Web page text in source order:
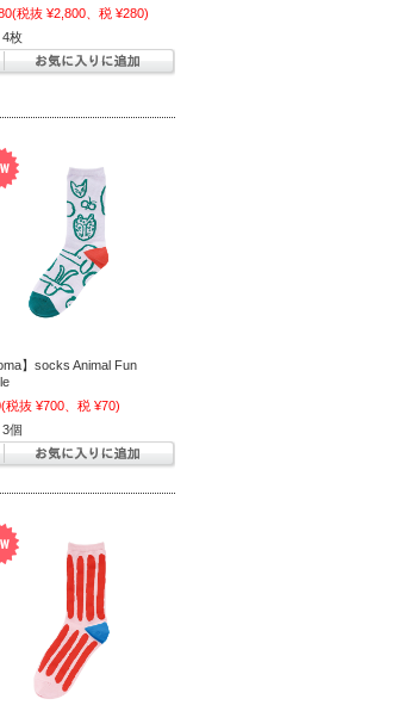
(税抜 ¥2,800、税 ¥280)
4枚
】socks Animal Fun
(税抜 ¥700、税 ¥70)
個